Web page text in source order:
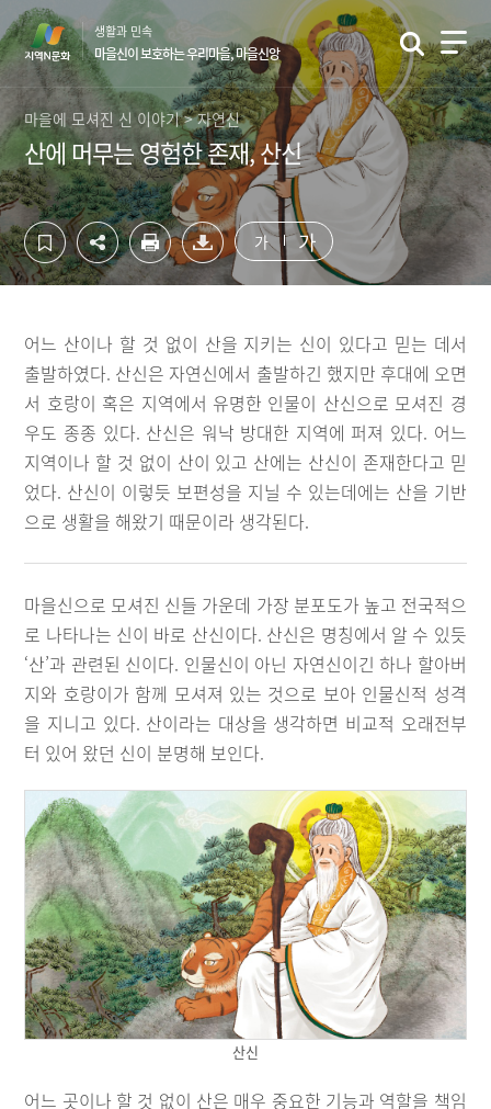
텐
츠
영
역
바
로
가
기
단
영
역
바
로
가
기
생활과 민속
마을신이 보호하는 우리마을, 마을신앙
마을에 모셔진 신 이야기 > 자연신
산에 머무는 영험한 존재, 산신
가 가
어느 산이나 할 것 없이 산을 지키는 신이 있다고 믿는 데서
출발하였다. 산신은 자연신에서 출발하긴 했지만 후대에 오면
서 호랑이 혹은 지역에서 유명한 인물이 산신으로 모셔진 경
우도 종종 있다. 산신은 워낙 방대한 지역에 퍼져 있다. 어느
지역이나 할 것 없이 산이 있고 산에는 산신이 존재한다고 믿
었다. 산신이 이렇듯 보편성을 지닐 수 있는데에는 산을 기반
으로 생활을 해왔기 때문이라 생각된다.
마을신으로 모셔진 신들 가운데 가장 분포도가 높고 전국적으
로 나타나는 신이 바로 산신이다. 산신은 명칭에서 알 수 있듯
‘산’과 관련된 신이다. 인물신이 아닌 자연신이긴 하나 할아버
지와 호랑이가 함께 모셔져 있는 것으로 보아 인물신적 성격
을 지니고 있다. 산이라는 대상을 생각하면 비교적 오래전부
터 있어 왔던 신이 분명해 보인다.
산신
어느 곳이나 할 것 없이 산은 매우 중요한 기능과 역할을 책임